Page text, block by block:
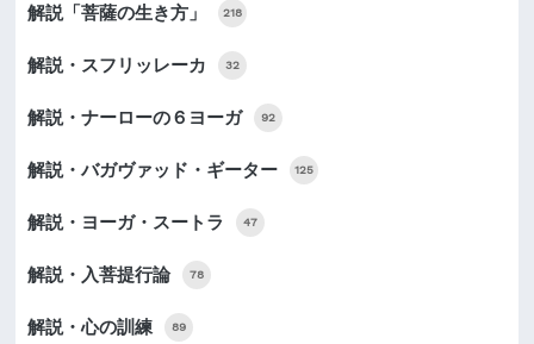
解説「菩薩の生き方」 218
解説・スフリッレーカ 32
解説・ナーローの６ヨーガ 92
解説・バガヴァッド・ギーター 125
解説・ヨーガ・スートラ 47
解説・入菩提行論 78
解説・心の訓練 89